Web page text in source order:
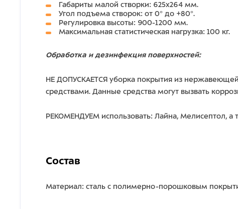
Габариты малой створки: 625х264 мм.
Угол подъема створок: от 0° до +80°.
Регулировка высоты: 900-1200 мм.
Максимальная статистическая нагрузка: 100 кг.
Обработка и дезинфекция поверхностей:
НЕ ДОПУСКАЕТСЯ уборка покрытия из
средствами. Данные средства могут вызвать
РЕКОМЕНДУЕМ использовать: Лайна, Мелисептол, а
Состав
Материал: сталь с полимерно-порошковым